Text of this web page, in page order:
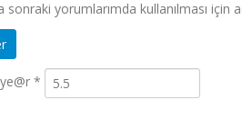
sonraki yorumlarımda kullanılması için
*